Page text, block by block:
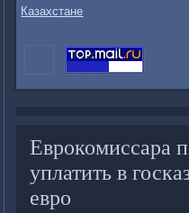
Казахстане
Еврокомиссара
уплатить в
евро